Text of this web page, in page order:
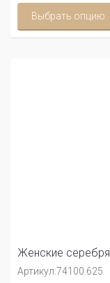
Выбрать опцию
Женские
Артикул:74100.625